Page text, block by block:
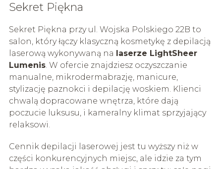
Sekret Piękna
Sekret Piękna przy ul. Wojska Polskiego 22B to
salon, który łączy klasyczną kosmetykę z depilacją
laserową wykonywaną na
laserze LightSheer
Lumenis. W ofercie znajdziesz oczyszczanie
manualne, mikrodermabrazję, manicure,
stylizację paznokci i depilację woskiem. Klienci
chwalą dopracowane wnętrza, które dają
poczucie luksusu, i kameralny klimat sprzyjający
relaksowi.
Cennik depilacji laserowej jest tu wyższy niż w
części konkurencyjnych miejsc, ale idzie za tym